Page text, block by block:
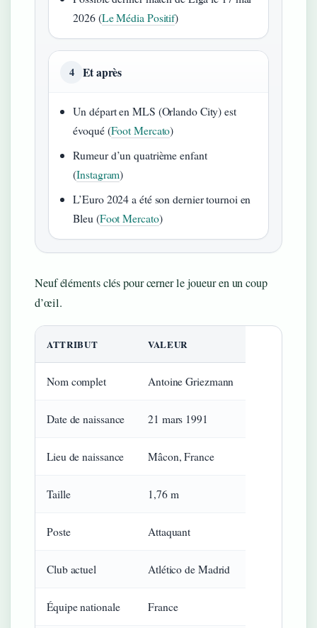
2026 (Le Média Positif)
4 Et après
Un départ en MLS (Orlando City) est
évoqué (Foot Mercato)
Rumeur d’un quatrième enfant
(Instagram)
L’Euro 2024 a été son dernier tournoi en
Bleu (Foot Mercato)
Neuf éléments clés pour cerner le joueur en un coup
d’œil.
ATTRIBUT VALEUR
Nom complet Antoine Griezmann
Date de naissance 21 mars 1991
Lieu de naissance Mâcon, France
Taille 1,76 m
Poste Attaquant
Club actuel Atlético de Madrid
Équipe nationale France